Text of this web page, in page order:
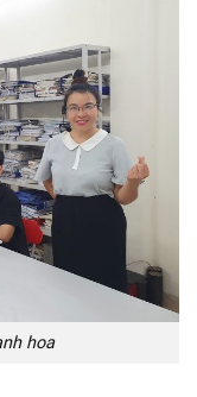
hoa